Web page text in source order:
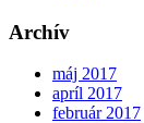
Archív
máj 2017
apríl 2017
február 2017